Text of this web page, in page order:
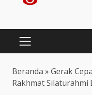
PRIMARY
MENU
Beranda » Gerak
Rakhmat Silaturahmi